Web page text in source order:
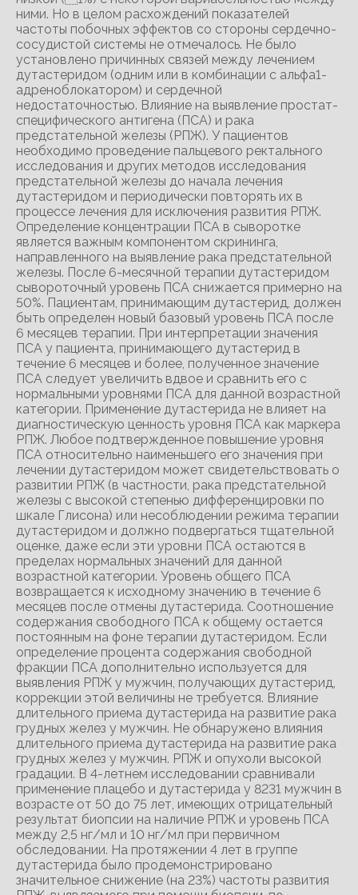
ними. Но в целом расхождений показателей
частоты побочных эффектов со стороны сердечно-
сосудистой системы не отмечалось. Не было
установлено причинных связей между лечением
дутастеридом (одним или в комбинации с альфа1-
адреноблокатором) и сердечной
недостаточностью. Влияние на выявление простат-
специфического антигена (ПСА) и рака
предстательной железы (РПЖ). У пациентов
необходимо проведение пальцевого ректального
исследования и других методов исследования
предстательной железы до начала лечения
дутастеридом и периодически повторять их в
процессе лечения для исключения развития РПЖ.
Определение концентрации ПСА в сыворотке
является важным компонентом скрининга,
направленного на выявление рака предстательной
железы. После 6-месячной терапии дутастеридом
сывороточный уровень ПСА снижается примерно на
50%. Пациентам, принимающим дутастерид, должен
быть определен новый базовый уровень ПСА после
6 месяцев терапии. При интерпретации значения
ПСА у пациента, принимающего дутастерид в
течение 6 месяцев и более, полученное значение
ПСА следует увеличить вдвое и сравнить его с
нормальными уровнями ПСА для данной возрастной
категории. Применение дутастерида не влияет на
диагностическую ценность уровня ПСА как маркера
РПЖ. Любое подтвержденное повышение уровня
ПСА относительно наименьшего его значения при
лечении дутастеридом может свидетельствовать о
развитии РПЖ (в частности, рака предстательной
железы с высокой степенью дифференцировки по
шкале Глисона) или несоблюдении режима терапии
дутастеридом и должно подвергаться тщательной
оценке, даже если эти уровни ПСА остаются в
пределах нормальных значений для данной
возрастной категории. Уровень общего ПСА
возвращается к исходному значению в течение 6
месяцев после отмены дутастерида. Соотношение
содержания свободного ПСА к общему остается
постоянным на фоне терапии дутастеридом. Если
определение процента содержания свободной
фракции ПСА дополнительно используется для
выявления РПЖ у мужчин, получающих дутастерид,
коррекции этой величины не требуется. Влияние
длительного приема дутастерида на развитие рака
грудных желез у мужчин. Не обнаружено влияния
длительного приема дутастерида на развитие рака
грудных желез у мужчин. РПЖ и опухоли высокой
градации. В 4-летнем исследовании сравнивали
применение плацебо и дутастерида у 8231 мужчин в
возрасте от 50 до 75 лет, имеющих отрицательный
результат биопсии на наличие РПЖ и уровень ПСА
между 2,5 нг/мл и 10 нг/мл при первичном
обследовании. На протяжении 4 лет в группе
дутастерида было продемонстрировано
значительное снижение (на 23%) частоты развития